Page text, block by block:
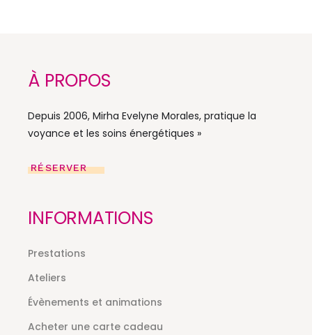
À PROPOS
Depuis 2006, Mirha Evelyne Morales, pratique la
voyance et les soins énergétiques »
RÉSERVER
INFORMATIONS
Prestations
Ateliers
Évènements et animations
Acheter une carte cadeau